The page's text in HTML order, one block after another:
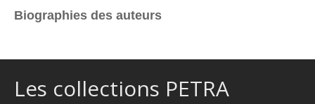
Biographies des auteurs
Les collections PETRA